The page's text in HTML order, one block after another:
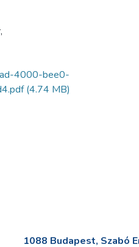
4000-bee0-
(4.74 MB)
1088 Budapest, Szabó